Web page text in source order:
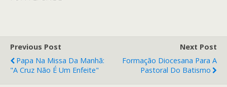
Previous Post
Papa Na Missa Da Manhã:
"A Cruz Não É Um Enfeite"
Next Post
Formação Diocesana Para A
Pastoral Do Batismo